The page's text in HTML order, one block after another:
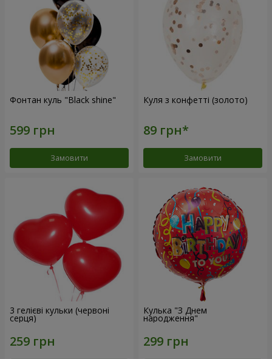
Фонтан куль "Black shine"
Замовити
Куля з конфетті (золото)
Замовити
3 гелієві кульки (червоні
серця)
Кулька "З Днем
народження"